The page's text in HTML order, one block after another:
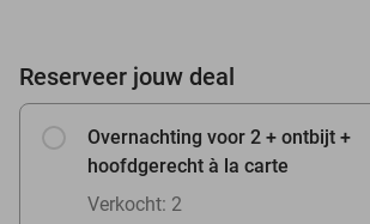
Reserveer jouw deal
Overnachting voor 2 + ontbijt +
hoofdgerecht à la carte
Verkocht: 2